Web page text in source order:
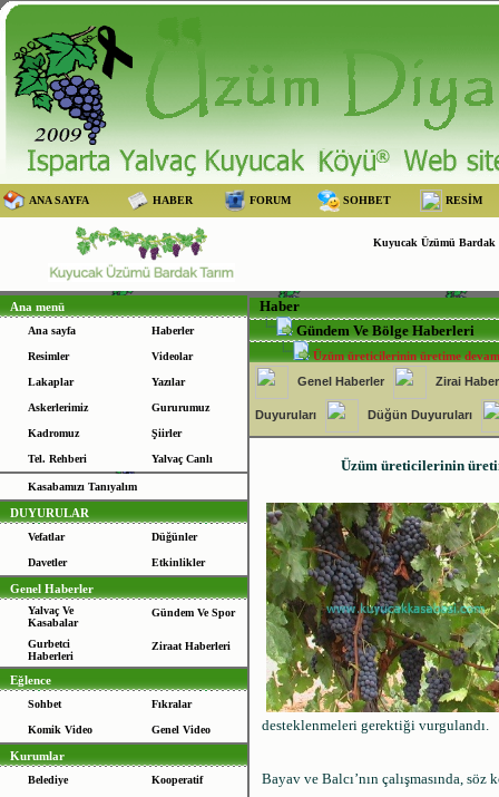
ANA SAYFA HABER FORUM SOHBET RESİM
Kuyucak Üzümü Bardak
Ana menü
Ana sayfa Haberler
Resimler Videolar
Lakaplar Yazılar
Askerlerimiz Gururumuz
Kadromuz Şiirler
Tel. Rehberi Yalvaç Canlı
Kasabamızı Tanıyalım
DUYURULAR
Vefatlar Düğünler
Davetler Etkinlikler
Genel Haberler
Yalvaç Ve
Kasabalar
Gündem Ve Spor
Gurbetci
Haberleri
Ziraat Haberleri
Eğlence
Sohbet Fıkralar
Komik Video Genel Video
Kurumlar
Belediye Kooperatif
Haber
Gündem Ve Bölge Haberleri
Üzüm üreticilerinin üretime
Genel Haberler
Zirai Haber
Duyuruları Düğün Duyuruları
Üzüm üreticilerinin
desteklenmeleri gerektiği vurgulandı.
Bayav ve Balcı’nın çalışmasında, söz